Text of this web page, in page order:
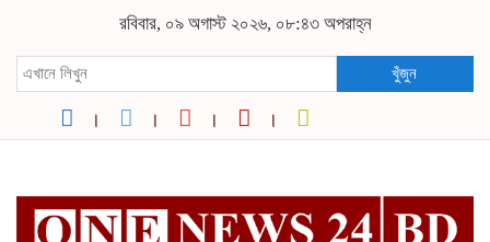
রবিবার, ০৯ অগাস্ট ২০২৬, ০৮:৪৩ অপরাহ্ন
খুঁজুন